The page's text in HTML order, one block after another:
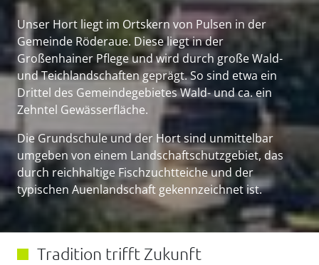
Unser Hort liegt im Ortskern von Pulsen in der
Gemeinde Röderaue. Diese liegt in der
Großenhainer Pflege und wird durch große Wald-
und Teichlandschaften geprägt. So sind etwa ein
Drittel des Gemeindegebietes Wald- und ca. ein
Zehntel Gewässerfläche.
Die Grundschule und der Hort sind unmittelbar
umgeben von einem Landschaftschutzgebiet, das
durch reichhaltige Fischzuchtteiche und der
typischen Auenlandschaft gekennzeichnet ist.
Tradition trifft Zukunft